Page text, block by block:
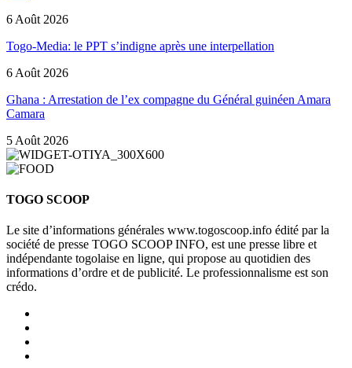
6 Août 2026
Togo-Media: le PPT s’indigne après une interpellation
6 Août 2026
Ghana : Arrestation de l’ex compagne du Général guinéen Amara
Camara
5 Août 2026
TOGO SCOOP
Le site d’informations générales www.togoscoop.info édité par la
société de presse TOGO SCOOP INFO, est une presse libre et
indépendante togolaise en ligne, qui propose au quotidien des
informations d’ordre et de publicité. Le professionnalisme est son
crédo.